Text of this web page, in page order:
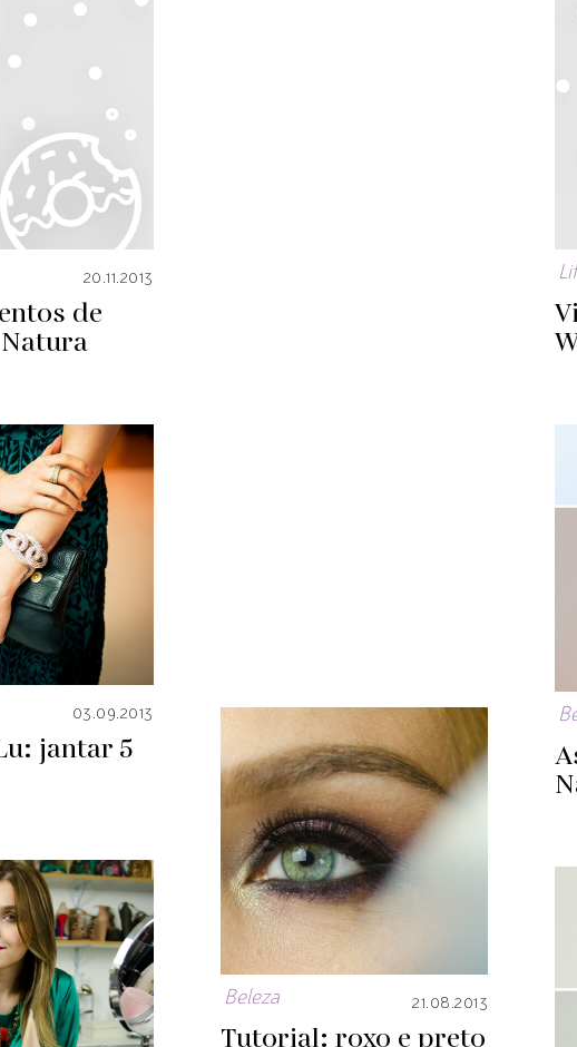
20.11.2013
de
03.09.2013
jantar 5
Beleza 21.08.2013
Tutorial: roxo e preto